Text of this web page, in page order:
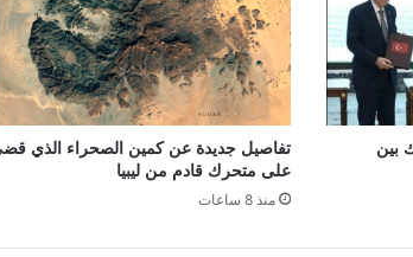
بين
تفاصيل جديدة عن كمين الصحراء الذي
على متحرك قادم من ليبيا
منذ 8 ساعات